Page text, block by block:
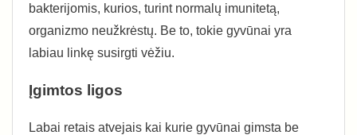
bakterijomis, kurios, turint normalų imunitetą,
organizmo neužkrėstų. Be to, tokie gyvūnai yra
labiau linkę susirgti vėžiu.
Įgimtos ligos
Labai retais atvejais kai kurie gyvūnai gimsta be